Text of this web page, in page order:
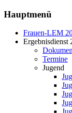
Hauptmenü
Frauen-LEM
Ergebnisdienst
Termine
Jugend